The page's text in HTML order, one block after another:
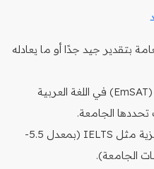
بتقدير جيد جدًا أو ما يعادله
اجتياز اختبار الإمارات القياسي (EmSAT) في اللغة العربية
تحددها الجامعة.
تقديم شهادة إتقان اللغة الإنجليزية مثل IELTS (بمعدل 5.5-